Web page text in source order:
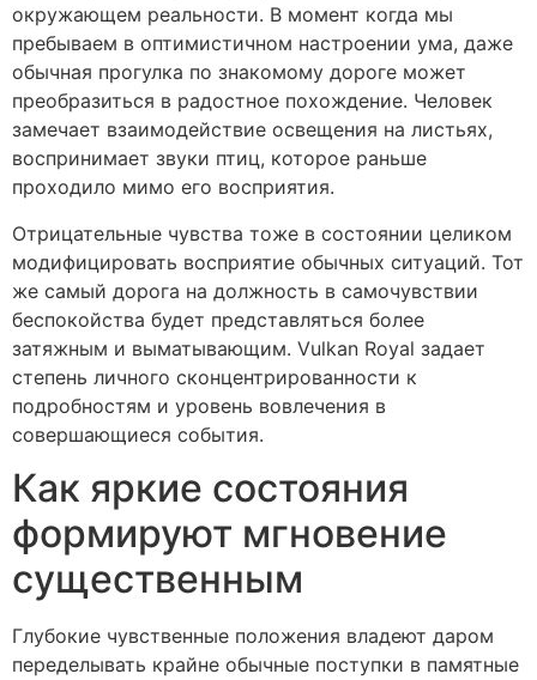
окружающем реальности. В момент когда мы
пребываем в оптимистичном настроении ума, даже
обычная прогулка по знакомому дороге может
преобразиться в радостное похождение. Человек
замечает взаимодействие освещения на листьях,
воспринимает звуки птиц, которое раньше
проходило мимо его восприятия.
Отрицательные чувства тоже в состоянии целиком
модифицировать восприятие обычных ситуаций. Тот
же самый дорога на должность в самочувствии
беспокойства будет представляться более
затяжным и выматывающим. Vulkan Royal задает
степень личного сконцентрированности к
подробностям и уровень вовлечения в
совершающиеся события.
Как яркие состояния
формируют мгновение
существенным
Глубокие чувственные положения владеют даром
переделывать крайне обычные поступки в памятные